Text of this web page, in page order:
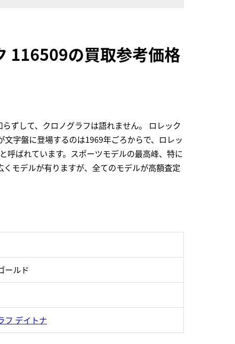
116509の買取参考価格
ずして、クロノグラフは語れません。 ロレック
字盤に登場するのは1969年ごろからで、ロレッ
呼ばれています。スポーツモデルの最高峰、特に
モデルが有りますが、全てのモデルが高額査定
ールド
フ デイトナ